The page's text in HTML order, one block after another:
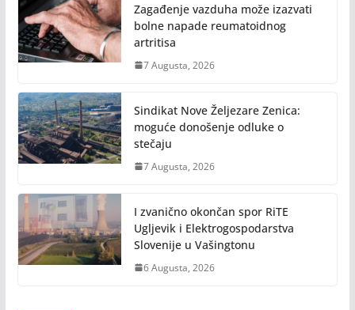
Zagađenje vazduha može izazvati
bolne napade reumatoidnog
artritisa
7 Augusta, 2026
Sindikat Nove Željezare Zenica:
moguće donošenje odluke o
stečaju
7 Augusta, 2026
I zvanično okončan spor RiTE
Ugljevik i Elektrogospodarstva
Slovenije u Vašingtonu
6 Augusta, 2026